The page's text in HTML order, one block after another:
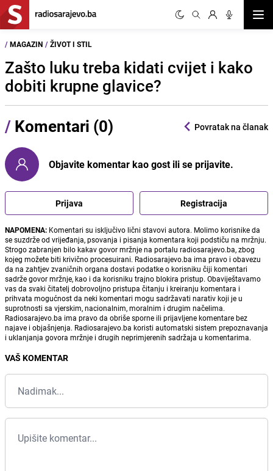
/ MAGAZIN / ŽIVOT I STIL
Zašto luku treba kidati cvijet i kako
dobiti krupne glavice?
/ Komentari (0) Povratak na članak
Objavite komentar kao gost ili se prijavite.
Prijava Registracija
NAPOMENA: Komentari su isključivo lični stavovi autora. Molimo korisnike da
se suzdrže od vrijeđanja, psovanja i pisanja komentara koji podstiču na mržnju.
Strogo zabranjen bilo kakav govor mržnje na portalu radiosarajevo.ba, zbog
kojeg možete biti krivično procesuirani. Radiosarajevo.ba ima pravo i obavezu
da na zahtjev zvaničnih organa dostavi podatke o korisniku čiji komentari
sadrže govor mržnje, kao i da korisniku trajno blokira pristup. Obaviještavamo
vas da svaki čitatelj dobrovoljno pristupa čitanju i kreiranju komentara i
prihvata mogućnost da neki komentari mogu sadržavati narativ koji je u
suprotnosti sa vjerskim, nacionalnim, moralnim i drugim načelima.
Radiosarajevo.ba ima pravo da obriše sporne ili prijavljene komentare bez
najave i objašnjenja. Radiosarajevo.ba koristi automatski sistem prepoznavanja
i uklanjanja govora mržnje i drugih neprimjerenih sadržaja u komentarima.
VAŠ KOMENTAR